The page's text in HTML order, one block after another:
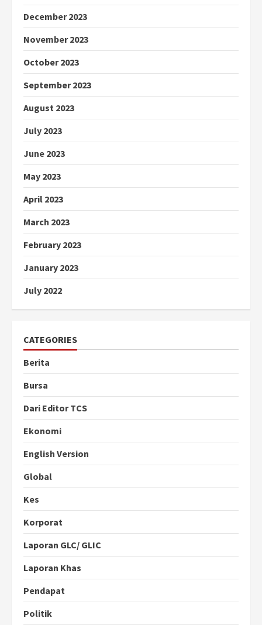
December 2023
November 2023
October 2023
September 2023
August 2023
July 2023
June 2023
May 2023
April 2023
March 2023
February 2023
January 2023
July 2022
CATEGORIES
Berita
Bursa
Dari Editor TCS
Ekonomi
English Version
Global
Kes
Korporat
Laporan GLC/ GLIC
Laporan Khas
Pendapat
Politik